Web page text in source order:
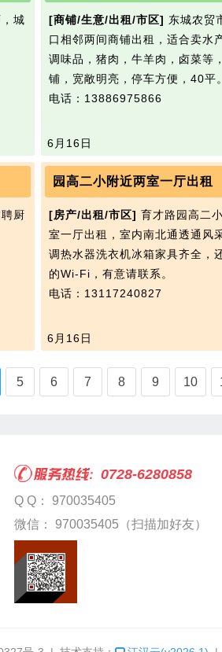
城
[商铺/生意/出租/市区] 东城农贸
口相邻两间商铺出租，适合卖水
调味品，猪肉，牛羊肉，卤菜等
铺，宽敞明亮，停车方便，40平。
电话：13886975866
6月16日
厨
园高二小附近两室一厅出租
[房产/出租/市区] 育才路园高二
室一厅出租，室内南北通透通风
调热水器洗衣机冰箱家具齐全，
的Wi-Fi，有意请联系。
电话：13117240827
6月16日
5 6 7 8 9 10
0728-6280858
Q Q： 970035405
微信： 970035405（扫描加好友）